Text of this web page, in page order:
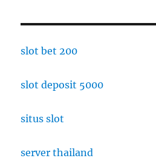
slot bet 200
slot deposit 5000
situs slot
server thailand